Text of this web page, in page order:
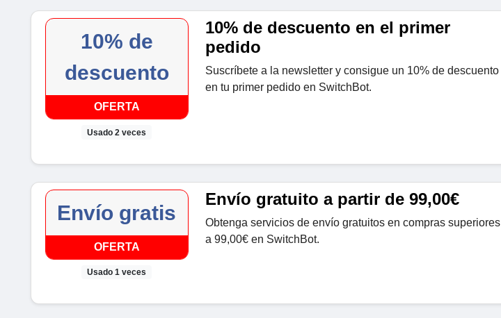
10% de
descuento
OFERTA
Usado 2 veces
10% de descuento en el primer
pedido
Suscríbete a la newsletter y consigue un 10% de descuento
en tu primer pedido en SwitchBot.
Envío gratis
OFERTA
Usado 1 veces
Envío gratuito a partir de 99,00€
Obtenga servicios de envío gratuitos en compras superiores
a 99,00€ en SwitchBot.